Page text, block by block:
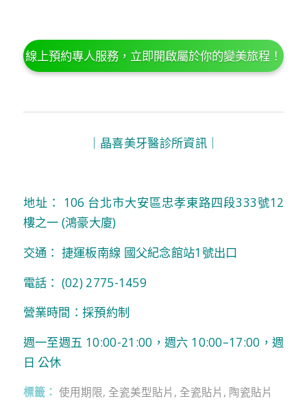
線上預約專人服務，立即開啟屬於你的變美旅程！
｜晶喜美牙醫診所資訊｜
地址： 106 台北市大安區忠孝東路四段333號12
樓之一 (鴻豪大廈)
交通： 捷運板南線 國父紀念館站1號出口
電話： (02) 2775-1459
營業時間：採預約制
週一至週五 10:00-21:00，週六 10:00–17:00，週
日 公休
標籤： 使用期限, 全瓷美型貼片 , 全瓷貼片 , 陶瓷貼片